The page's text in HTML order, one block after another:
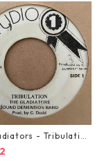
- Tribulation
】